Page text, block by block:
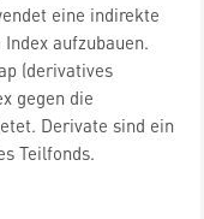
eine indirekte
aufzubauen.
(derivatives
gegen die
Derivate sind ein
Teilfonds.